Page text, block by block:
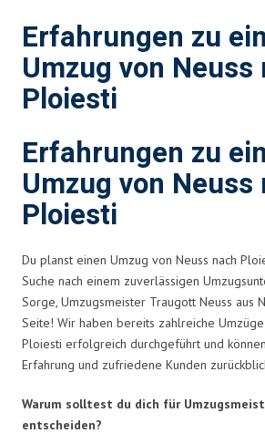
Erfahrungen zu
Umzug von Neuss
Ploiesti
Erfahrungen zu
Umzug von Neuss
Ploiesti
Du planst einen Umzug von Neuss nach
Suche nach einem zuverlässigen
Sorge, Umzugsmeister Traugott Neuss aus
Seite! Wir haben bereits zahlreiche
Ploiesti erfolgreich durchgeführt und
Erfahrung und zufriedene Kunden
Warum solltest du dich für
entscheiden?